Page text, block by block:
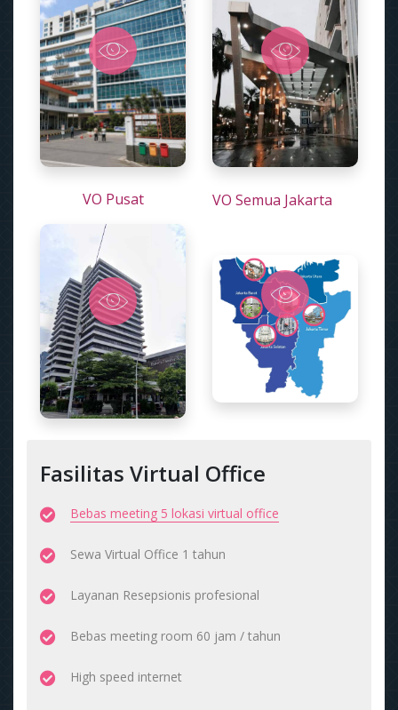
VO Pusat VO Semua Jakarta
Fasilitas Virtual Office
Bebas meeting 5 lokasi virtual office
Sewa Virtual Office 1 tahun
Layanan Resepsionis profesional
Bebas meeting room 60 jam / tahun
High speed internet